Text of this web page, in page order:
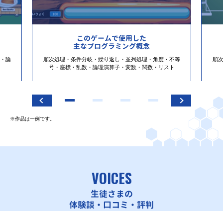
論
このゲームで使用した
主なプログラミング概念
順次処理・条件分岐・繰り返し・並列処理・角度・不等
号・座標・乱数・論理演算子・変数・関数・リスト
順
※作品は一例です。
VOICES
生徒さまの
体験談・口コミ・評判